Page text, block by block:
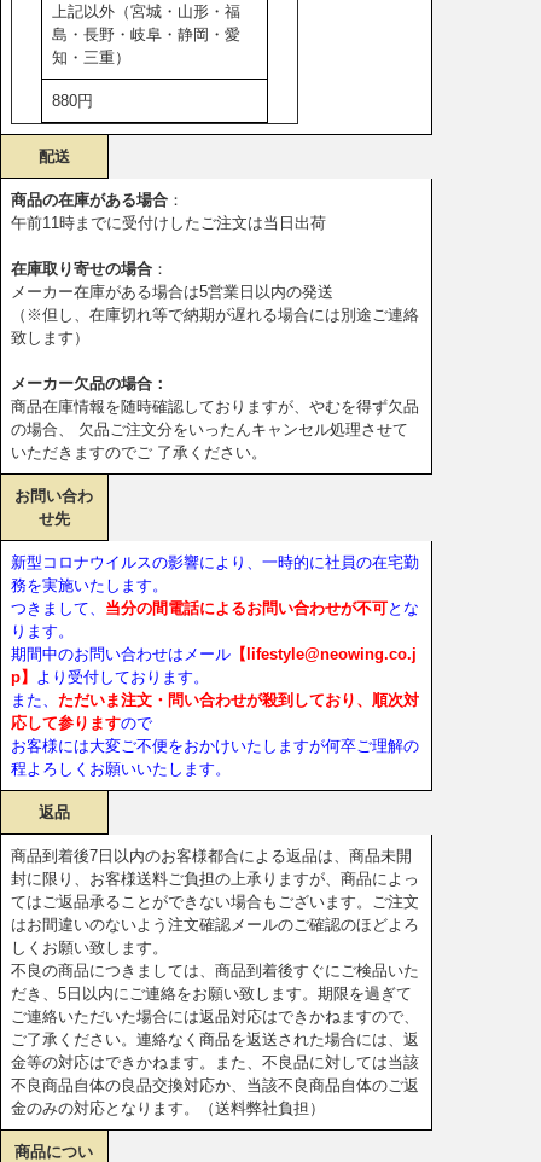
上記以外（宮城・山形・福
島・長野・岐阜・静岡・愛
知・三重）
880円
配送
商品の在庫がある場合 ：
午前11時までに受付けしたご注文は当日出荷
在庫取り寄せの場合 ：
メーカー在庫がある場合は5営業日以内の発送
（※但し、在庫切れ等で納期が遅れる場合には別途ご連絡
致します）
メーカー欠品の場合：
商品在庫情報を随時確認しておりますが、やむを得ず欠品
の場合、 欠品ご注文分をいったんキャンセル処理させて
いただきますのでご 了承ください。
お問い合わ
せ先
新型コロナウイルスの影響により、一時的に社員の在宅勤
務を実施いたします。
つきまして、 当分の間電話によるお問い合わせが不可とな
ります。
期間中のお問い合わせはメール 【lifestyle@neowing.co.j
p】
より受付しております。
また、 ただいま注文・問い合わせが殺到しており、順次対
応して参りますので
お客様には大変ご不便をおかけいたしますが何卒ご理解の
程よろしくお願いいたします。
返品
商品到着後7日以内のお客様都合による返品は、商品未開
封に限り、お客様送料ご負担の上承りますが、商品によっ
てはご返品承ることができない場合もございます。ご注文
はお間違いのないよう注文確認メールのご確認のほどよろ
しくお願い致します。
不良の商品につきましては、商品到着後すぐにご検品いた
だき、5日以内にご連絡をお願い致します。期限を過ぎて
ご連絡いただいた場合には返品対応はできかねますので、
ご了承ください。連絡なく商品を返送された場合には、返
金等の対応はできかねます。また、不良品に対しては当該
不良商品自体の良品交換対応か、当該不良商品自体のご返
金のみの対応となります。（送料弊社負担）
商品につい